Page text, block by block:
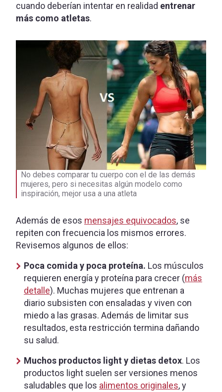
cuando deberían intentar en realidad entrenar
más como atletas.
No debes comparar tu cuerpo con el de las demás
mujeres, pero si necesitas algún modelo como
inspiración, mejor usa a una atleta
Además de esos mensajes equivocados, se
repiten con frecuencia los mismos errores.
Revisemos algunos de ellos:
Poca comida y poca proteína. Los músculos
requieren energía y proteína para crecer (más
detalle). Muchas mujeres que entrenan a
diario subsisten con ensaladas y viven con
miedo a las grasas. Además de limitar sus
resultados, esta restricción termina dañando
su salud.
Muchos productos light y dietas detox. Los
productos light suelen ser versiones menos
saludables que los alimentos originales, y